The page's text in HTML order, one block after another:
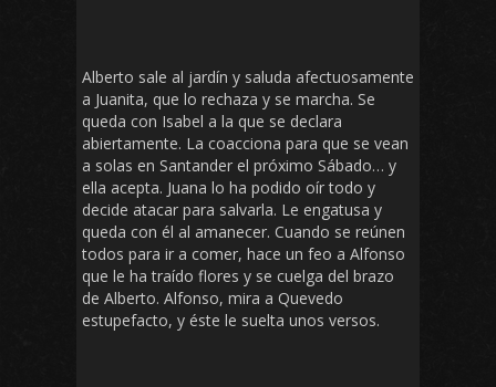
Alberto sale al jardín y saluda afectuosamente
a Juanita, que lo rechaza y se marcha. Se
queda con Isabel a la que se declara
abiertamente. La coacciona para que se vean
a solas en Santander el próximo Sábado… y
ella acepta. Juana lo ha podido oír todo y
decide atacar para salvarla. Le engatusa y
queda con él al amanecer. Cuando se reúnen
todos para ir a comer, hace un feo a Alfonso
que le ha traído flores y se cuelga del brazo
de Alberto. Alfonso, mira a Quevedo
estupefacto, y éste le suelta unos versos.